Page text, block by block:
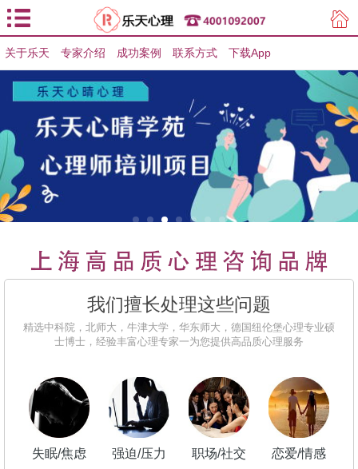
用户登录 用户注册
关于乐天 专家介绍 成功案例 联系方式 下载App
我们擅长处理这些问题
精选中科院，北师大，牛津大学，华东师大，德国纽伦堡心理专业硕
士博士，经验丰富心理专家一为您提供高品质心理服务
失眠/焦虑 强迫/压力 职场/社交 恋爱/情感